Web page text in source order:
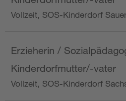
Vollzeit, SOS-Kinderdorf
Erzieherin /
Kinderdorfmutter/-vater
Vollzeit, SOS-Kinderdorf